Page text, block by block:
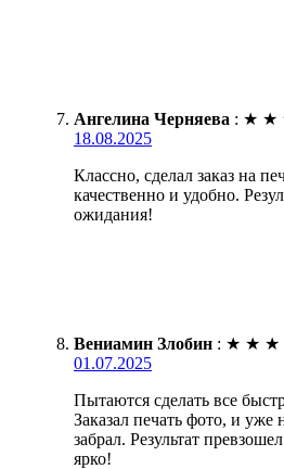
Ангелина Черняева : ★ ★
18.08.2025
Классно, сделал заказ на
качественно и удобно.
ожидания!
Вениамин Злобин : ★ ★ ★
01.07.2025
Пытаются сделать все
Заказал печать фото, и
забрал. Результат
ярко!